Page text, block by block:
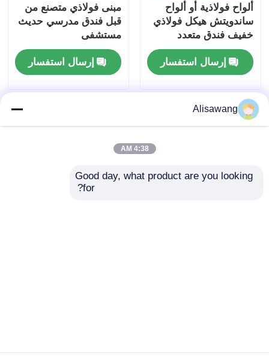
ألواح فولاذية أو ألواح
ساندويتش هيكل فولاذي
خفيف فندق متعدد
الطوابق
إرسال استفسار
مبنى فولاذي متصنع من
قبل فندق مدرسي حديث
مستشفى
إرسال استفسار
Alisawang
4:38 AM
Good day, what product are you looking
for?